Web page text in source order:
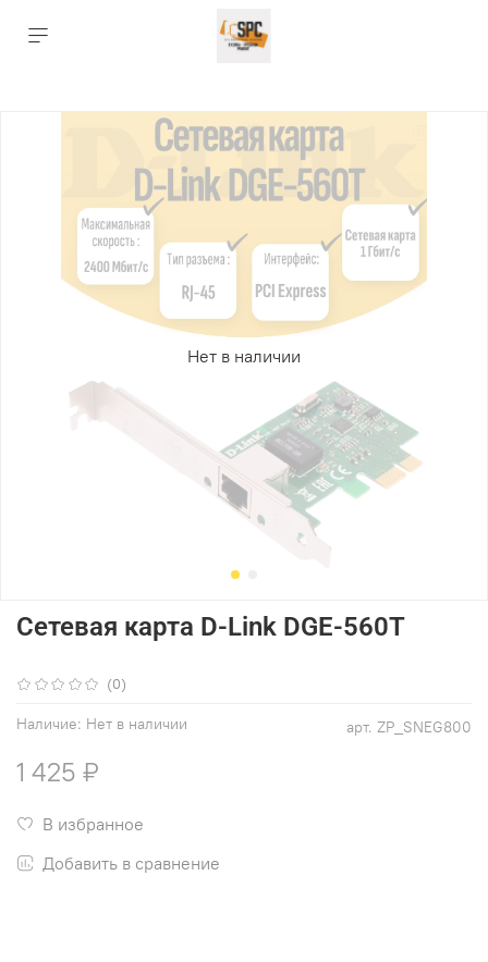
Нет в наличии
(0)
арт. ZP_SNEG800
Наличие: Нет в наличии
Сетевая карта D-Link DGE-560T
1 425 ₽
В избранное
Добавить в сравнение